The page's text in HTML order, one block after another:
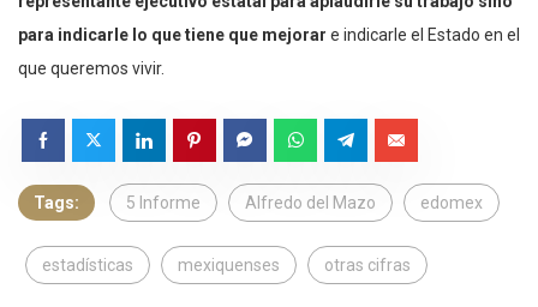
para indicarle lo que tiene que mejorar e indicarle el Estado en el
que queremos vivir.
Tags: 5 Informe Alfredo del Mazo edomex
estadísticas mexiquenses otras cifras